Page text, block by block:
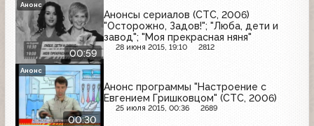
00:59
Анонсы сериалов (СТС, 2006)
"Осторожно, Задов!"; "Люба, дети и
завод"; "Моя прекрасная няня"
28 июня 2015, 19:10 2812
Анонс
00:30
Анонс программы "Настроение с
Евгением Гришковцом" (СТС, 2006)
25 июля 2015, 00:36 2689
Анонс